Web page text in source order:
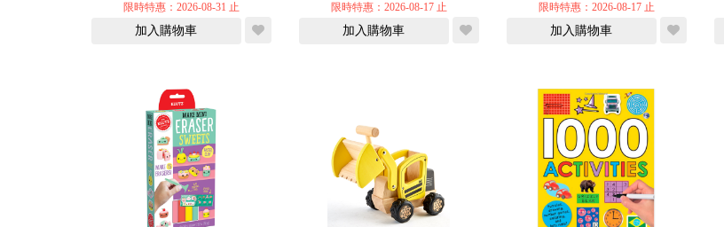
限時特惠：2026-08-31 止
加入購物車
限時特惠：2026-08-17 止
加入購物車
限時特惠：2026-08-17 止
加入購物車